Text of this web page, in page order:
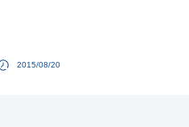
2015/08/20